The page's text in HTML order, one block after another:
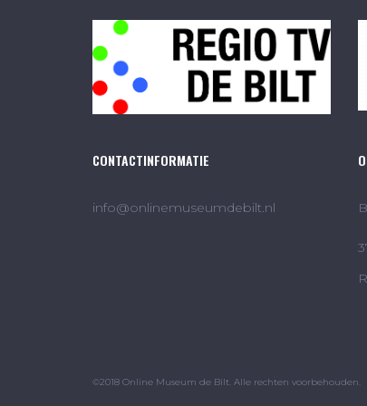
CONTACTINFORMATIE
info@onlinemuseumdebilt.nl
©2018 Online Museum de Bilt. Alle rechten voorbehouden.